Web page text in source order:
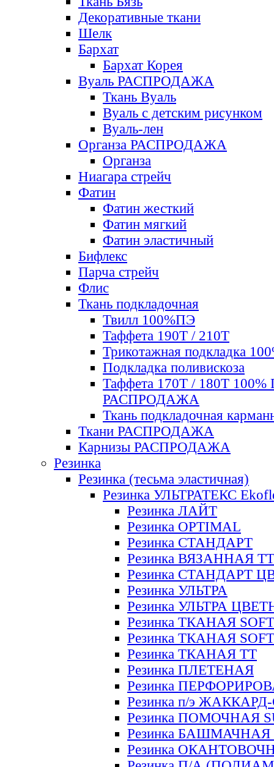
Декоративные ткани
Шелк
Бархат
Бархат Корея
Вуаль РАСПРОДАЖА
Ткань Вуаль
Вуаль с детским рисунком
Вуаль-лен
Органза РАСПРОДАЖА
Органза
Ниагара стрейч
Фатин
Фатин жесткий
Фатин мягкий
Фатин элаcтичный
Бифлекс
Парча стрейч
Флис
Ткань подкладочная
Твилл 100%ПЭ
Таффета 190Т / 210Т
Трикотажная подкладка
Подкладка поливискоза
Таффета 170Т / 180Т 100%
РАСПРОДАЖА
Ткань подкладочная
Ткани РАСПРОДАЖА
Карнизы РАСПРОДАЖА
Резинка
Резинка (тесьма эластичная)
Резинка УЛЬТРАТЕКС
Резинка ЛАЙТ
Резинка OPTIMAL
Резинка СТАНДАРТ
Резинка ВЯЗАННАЯ ТТ
Резинка СТАНДАРТ
Резинка УЛЬТРА
Резинка УЛЬТРА
Резинка ТКАНАЯ SOFT
Резинка ТКАНАЯ
Резинка ТКАНАЯ ТТ
Резинка ПЛЕТЕНАЯ
Резинка
Резинка п/э
Резинка ПОМОЧНАЯ
Резинка БАШМАЧНАЯ
Резинка